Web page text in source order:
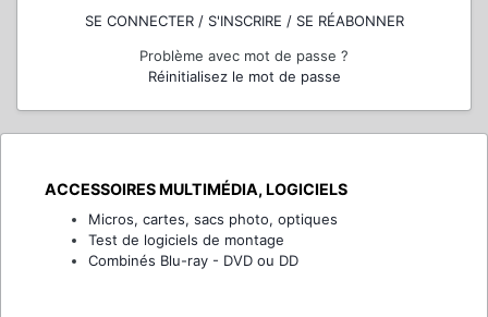
SE CONNECTER / S'INSCRIRE / SE RÉABONNER
Problème avec mot de passe ?
Réinitialisez le mot de passe
ACCESSOIRES MULTIMÉDIA, LOGICIELS
Micros, cartes, sacs photo, optiques
Test de logiciels de montage
Combinés Blu-ray - DVD ou DD